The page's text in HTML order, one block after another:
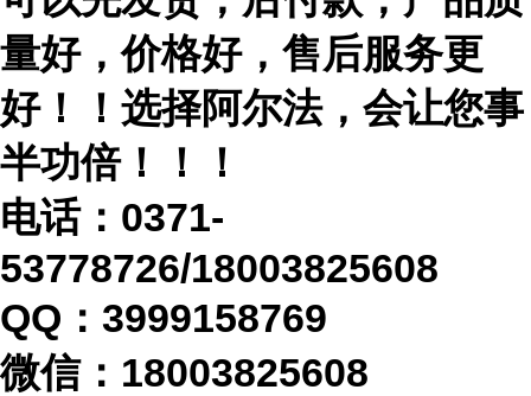
量好，价格好，售后服务更
好！！选择阿尔法，会让您事
半功倍！！！
电话： 0371-
53778726/18003825608
QQ：3999158769
微信： 18003825608